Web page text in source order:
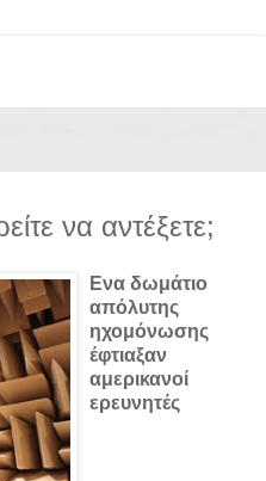
να αντέξετε;
Ενα δωμάτιο
απόλυτης
ηχομόνωσης
έφτιαξαν
αμερικανοί
ερευνητές